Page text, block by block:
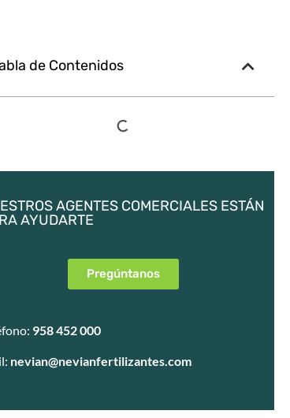
de Contenidos
AGENTES COMERCIALES ESTÁN
AYUDARTE
Pregúntanos
958 452 000
nevian@nevianfertilizantes.com